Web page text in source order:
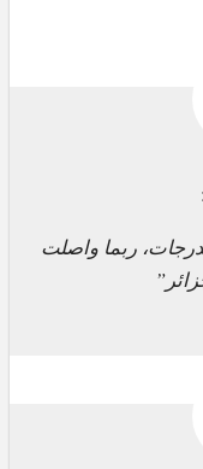
ربما واصلت